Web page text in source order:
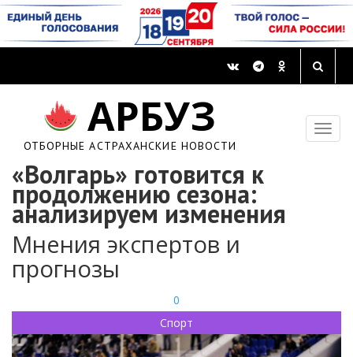
АРБУЗ
ОТБОРНЫЕ АСТРАХАНСКИЕ НОВОСТИ
«Волгарь» готовится к
продолжению сезона:
анализируем изменения
Мнения экспертов и
прогнозы
0
Спорт